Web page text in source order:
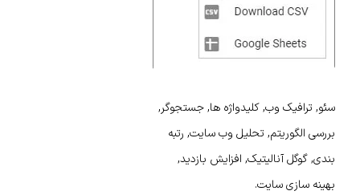
سئو, ترافیک وب, کلیدواژه ها, جستجوگر,
بررسی الگوریتم, تحلیل وب سایت, رتبه
بندی, گوگل آنالیتیک, افزایش بازدید,
بهینه سازی سایت.